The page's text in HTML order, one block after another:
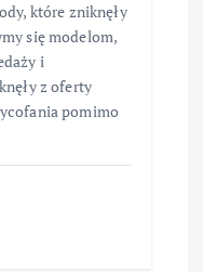
które zniknęły
się modelom,
i
z oferty
pomimo